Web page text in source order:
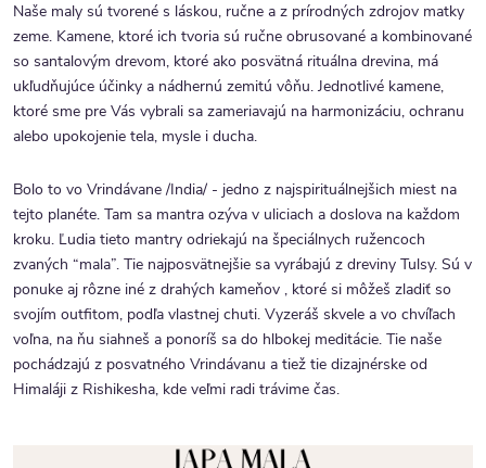
Naše maly sú tvorené s láskou, ručne a z prírodných zdrojov matky
zeme. Kamene, ktoré ich tvoria sú ručne obrusované a kombinované
so santalovým drevom, ktoré ako posvätná rituálna drevina, má
ukľudňujúce účinky a nádhernú zemitú vôňu. Jednotlivé kamene,
ktoré sme pre Vás vybrali sa zameriavajú na harmonizáciu, ochranu
alebo upokojenie tela, mysle i ducha.
Bolo to vo Vrindávane /India/ - jedno z najspirituálnejšich miest na
tejto planéte. Tam sa mantra ozýva v uliciach a doslova na každom
kroku. Ľudia tieto mantry odriekajú na špeciálnych ružencoch
zvaných “mala”. Tie najposvätnejšie sa vyrábajú z dreviny Tulsy. Sú v
ponuke aj rôzne iné z drahých kameňov , ktoré si môžeš zladiť so
svojím outfitom, podľa vlastnej chuti. Vyzeráš skvele a vo chvíľach
voľna, na ňu siahneš a ponoríš sa do hlbokej meditácie. Tie naše
pochádzajú z posvatného Vrindávanu a tiež tie dizajnérske od
Himaláji z Rishikesha, kde veľmi radi trávime čas.